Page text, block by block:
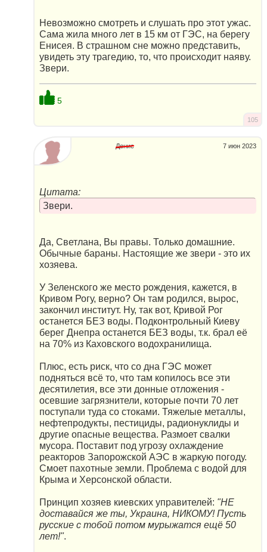
Невозможно смотреть и слушать про этот ужас.
Сама жила много лет в 15 км от ГЭС, на берегу
Енисея. В страшном сне можно представить,
увидеть эту трагедию, то, что происходит наяву.
Звери.
5
105
7 июн 2023
Денис
Цитата:
Звери.
Да, Светлана, Вы правы. Только домашние.
Обычные бараны. Настоящие же звери - это их
хозяева.
У Зеленского же место рождения, кажется, в
Кривом Рогу, верно? Он там родился, вырос,
закончил институт. Ну, так вот, Кривой Рог
останется БЕЗ воды. Подконтрольный Киеву
берег Днепра останется БЕЗ воды, т.к. брал её
на 70% из Каховского водохранилища.
Плюс, есть риск, что со дна ГЭС может
подняться всё то, что там копилось все эти
десятилетия, все эти донные отложения -
осевшие загрязнители, которые почти 70 лет
поступали туда со стоками. Тяжелые металлы,
нефтепродукты, пестициды, радионуклиды и
другие опасные вещества. Размоет свалки
мусора. Поставит под угрозу охлаждение
реакторов Запорожской АЭС в жаркую погоду.
Смоет пахотные земли. Проблема с водой для
Крыма и Херсонской области.
Принцип хозяев киевских управителей: "НЕ
доставайся же ты, Украина, НИКОМУ! Пусть
русские с тобой потом мурыжатся ещё 50
лет!".